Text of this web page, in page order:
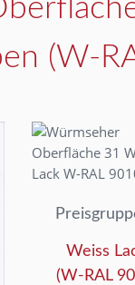
(W-
Weiss
(W-RAL